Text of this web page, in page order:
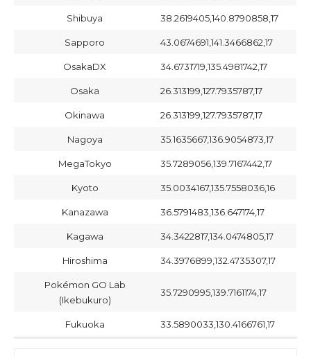
Shibuya 38.2619405,140.8790858,17
Sapporo 43.0674691,141.3466862,17
OsakaDX 34.6731719,135.4981742,17
Osaka 26.313199,127.7935787,17
Okinawa 26.313199,127.7935787,17
Nagoya 35.1635667,136.9054873,17
MegaTokyo 35.7289056,139.7167442,17
Kyoto 35.0034167,135.7558036,16
Kanazawa 36.5791483,136.647174,17
Kagawa 34.3422817,134.0474805,17
Hiroshima 34.3976899,132.4735307,17
Pokémon GO Lab
(Ikebukuro)
35.7290995,139.7161174,17
Fukuoka 33.5890033,130.4166761,17